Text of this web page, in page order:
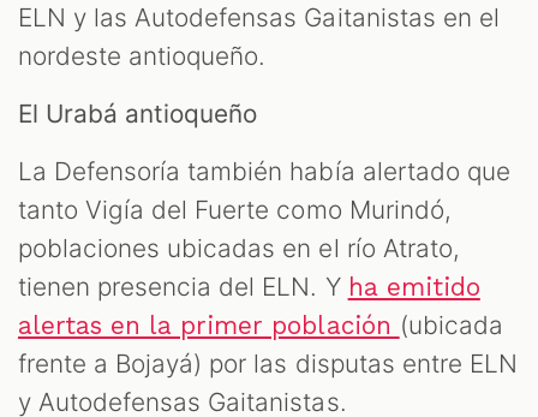
ELN y las Autodefensas Gaitanistas en el
nordeste antioqueño.
El Urabá antioqueño
La Defensoría también había alertado que
tanto Vigía del Fuerte como Murindó,
poblaciones ubicadas en el río Atrato,
tienen presencia del ELN. Y ha emitido
alertas en la primer población (ubicada
frente a Bojayá) por las disputas entre ELN
y Autodefensas Gaitanistas.